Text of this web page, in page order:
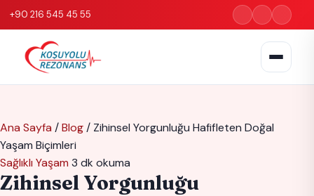
+90 216 545 45 55
Ana Sayfa /Blog/ Zihinsel Yorgunluğu Hafifleten Doğal
Yaşam Biçimleri
Sağlıklı Yaşam 3 dk okuma
Zihinsel Yorgunluğu